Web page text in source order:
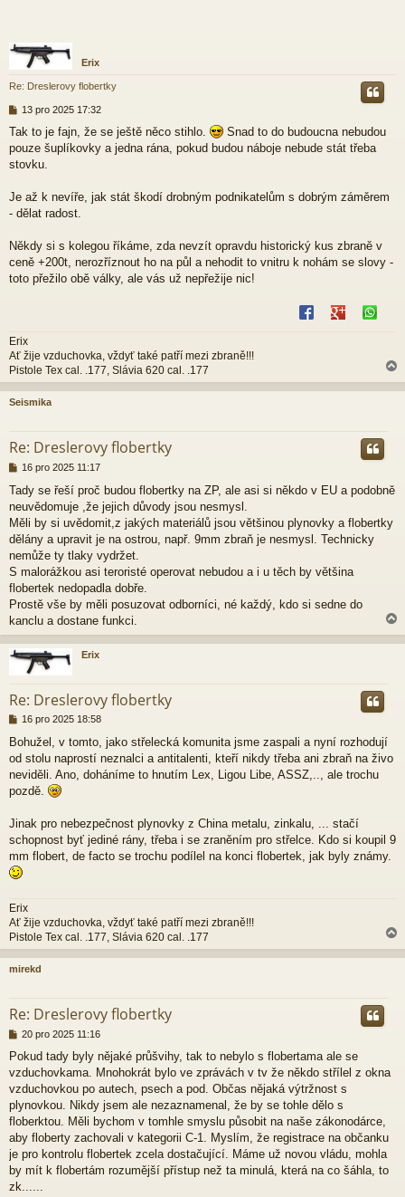
Erix
Re: Dreslerovy flobertky
P
í
s
p
e
k
13 pro 2025 17:32
Tak to je fajn, že se ještě něco stihlo.
Snad to do budoucna nebudou
pouze šuplíkovky a jedna rána, pokud budou náboje nebude stát třeba
stovku.
Je až k nevíře, jak stát škodí drobným podnikatelům s dobrým záměrem
- dělat radost.
Někdy si s kolegou říkáme, zda nevzít opravdu historický kus zbraně v
ceně +200t, nerozříznout ho na půl a nehodit to vnitru k nohám se slovy -
toto přežilo obě války, ale vás už nepřežije nic!
Erix
Ať žije vzduchovka, vždyť také patří mezi zbraně!!!
Pistole Tex cal. .177, Slávia 620 cal. .177
a
h
Seismika
Re: Dreslerovy flobertky
P
í
s
p
ě
e
k
16 pro 2025 11:17
Tady se řeší proč budou flobertky na ZP, ale asi si někdo v EU a podobně
neuvědomuje ,že jejich důvody jsou nesmysl.
Měli by si uvědomit,z jakých materiálů jsou většinou plynovky a flobertky
dělány a upravit je na ostrou, např. 9mm zbraň je nesmysl. Technicky
nemůže ty tlaky vydržet.
S malorážkou asi teroristé operovat nebudou a i u těch by většina
flobertek nedopadla dobře.
Prostě vše by měli posuzovat odborníci, né každý, kdo si sedne do
kanclu a dostane funkci.
a
h
Erix
Re: Dreslerovy flobertky
P
í
s
p
k
16 pro 2025 18:58
Bohužel, v tomto, jako střelecká komunita jsme zaspali a nyní rozhodují
od stolu naprostí neznalci a antitalenti, kteří nikdy třeba ani zbraň na živo
neviděli. Ano, doháníme to hnutím Lex, Ligou Libe, ASSZ,.., ale trochu
pozdě.
Jinak pro nebezpečnost plynovky z China metalu, zinkalu, ... stačí
schopnost byť jediné rány, třeba i se zraněním pro střelce. Kdo si koupil 9
mm flobert, de facto se trochu podílel na konci flobertek, jak byly známy.
Erix
Ať žije vzduchovka, vždyť také patří mezi zbraně!!!
Pistole Tex cal. .177, Slávia 620 cal. .177
a
h
mirekd
Re: Dreslerovy flobertky
P
í
s
p
ě
v
e
k
20 pro 2025 11:16
Pokud tady byly nějaké průšvihy, tak to nebylo s flobertama ale se
vzduchovkama. Mnohokrát bylo ve zprávách v tv že někdo střílel z okna
vzduchovkou po autech, psech a pod. Občas nějaká výtržnost s
plynovkou. Nikdy jsem ale nezaznamenal, že by se tohle dělo s
floberktou. Měli bychom v tomhle smyslu působit na naše zákonodárce,
aby floberty zachovali v kategorii C-1. Myslím, že registrace na občanku
je pro kontrolu flobertek zcela dostačující. Máme už novou vládu, mohla
by mít k flobertám rozumější přístup než ta minulá, která na co šáhla, to
zk......